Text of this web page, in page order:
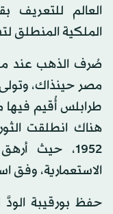
العالم
الملكية المنطلق
صُرف الذهب عند
مصر حينذاك،
طرابلس أُقيم فيها
1952، حيث
الاستعمارية، وفق
حفظ بورقيبة الودَّ